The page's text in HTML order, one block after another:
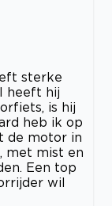
sterke
heeft hij
is hij
heb ik op
de motor in
met mist en
Een top
wil